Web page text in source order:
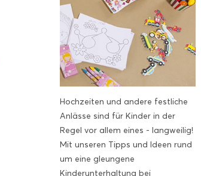
Hochzeiten und andere festliche
Anlässe sind für Kinder in der
Regel vor allem eines - langweilig!
Mit unseren Tipps und Ideen rund
um eine gleungene
Kinderunterhaltung bei